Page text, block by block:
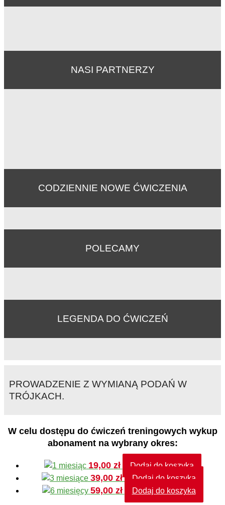
NASI PARTNERZY
CODZIENNIE NOWE ĆWICZENIA
POLECAMY
LEGENDA DO ĆWICZEŃ
PROWADZENIE Z WYMIANĄ PODAŃ W
TRÓJKACH.
W celu dostępu do ćwiczeń treningowych wykup
abonament na wybrany okres:
19,00 zł Dodaj do koszyka
39,00 zł Dodaj do koszyka
59,00 zł Dodaj do koszyka